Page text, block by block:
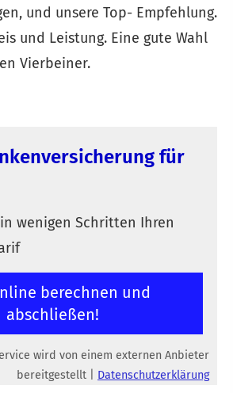
und unsere Top- Empfehlung.
und Leistung. Eine gute Wahl
Vierbeiner.
für
wenigen Schritten Ihren
berechnen und
abschließen!
wird von einem externen Anbieter
bereitgestellt | Datenschutzerklärung